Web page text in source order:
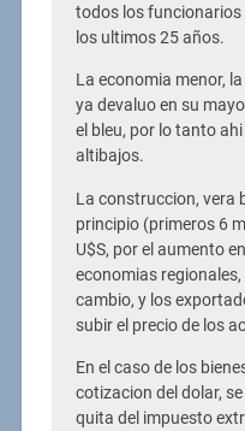
todos los funcionarios
los ultimos 25 años.
La economia menor,
ya devaluo en su
el bleu, por lo tanto
altibajos.
La construccion, vera
principio (primeros 6
U$S, por el aumento
economias
cambio, y los
subir el precio de los
En el caso de los
cotizacion del dolar,
quita del impuesto